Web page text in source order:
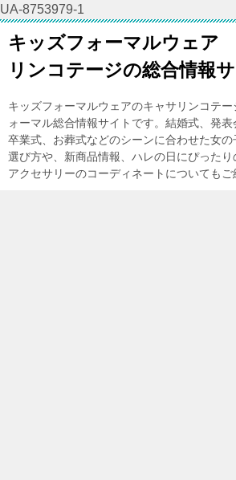
UA-8753979-1
キッズフォーマルウェア
リンコテージの総合情報
キッズフォーマルウェアのキャサリンコテ
ォーマル総合情報サイトです。結婚式、発表
卒業式、お葬式などのシーンに合わせた女
選び方や、新商品情報、ハレの日にぴったり
アクセサリーのコーディネートについても